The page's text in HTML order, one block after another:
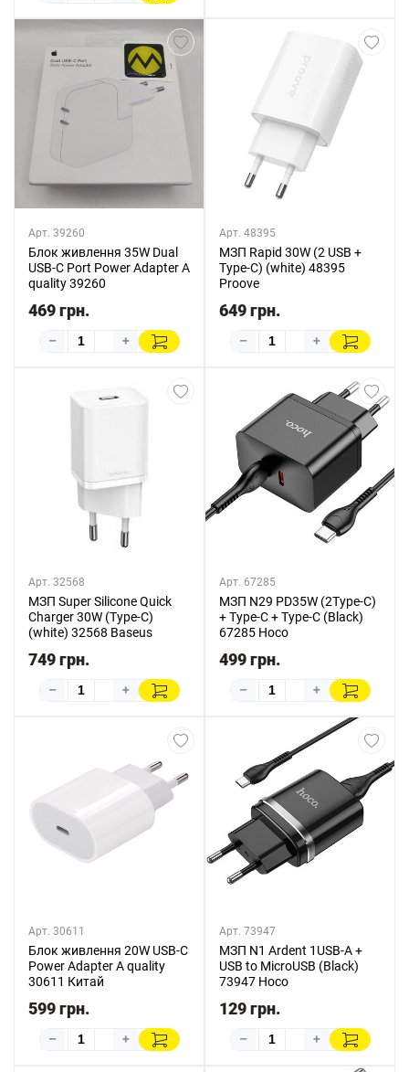
Арт. 39260
Блок живлення 35W Dual
USB-C Port Power Adapter A
quality 39260
469 грн.
– +
Арт. 48395
МЗП Rapid 30W (2 USB +
Type-C) (white) 48395
Proove
649 грн.
– +
Арт. 32568
МЗП Super Silicone Quick
Charger 30W (Type-C)
(white) 32568 Baseus
749 грн.
– +
Арт. 67285
МЗП N29 PD35W (2Type-C)
+ Type-C + Type-C (Black)
67285 Hoco
499 грн.
– +
Арт. 30611
Блок живлення 20W USB-C
Power Adapter A quality
30611 Китай
599 грн.
– +
Арт. 73947
МЗП N1 Ardent 1USB-A +
USB to MicroUSB (Black)
73947 Hoco
129 грн.
– +